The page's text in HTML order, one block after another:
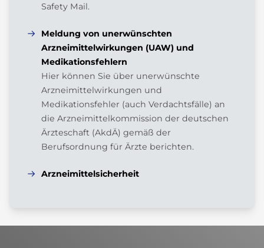
Safety Mail.
Meldung von unerwünschten
Arzneimittelwirkungen (UAW) und
Medikationsfehlern
Hier können Sie über unerwünschte
Arzneimittelwirkungen und
Medikationsfehler (auch Verdachtsfälle) an
die Arzneimittelkommission der deutschen
Ärzteschaft (AkdÄ) gemäß der
Berufsordnung für Ärzte berichten.
Arzneimittelsicherheit